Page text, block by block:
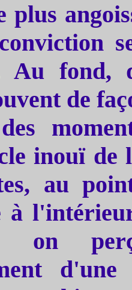
plus
Au fond,
de
inouï de
au
à
on
d'une